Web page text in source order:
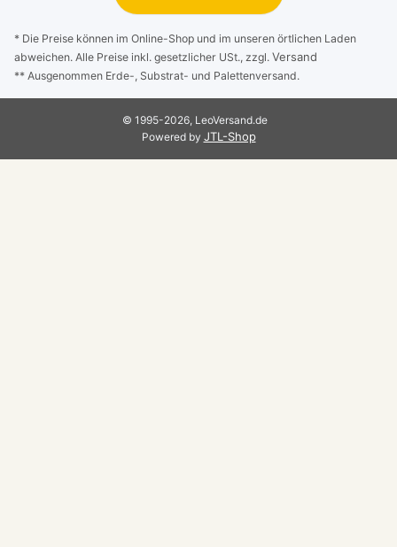
* Die Preise können im Online-Shop und im unseren örtlichen Laden
abweichen. Alle Preise inkl. gesetzlicher USt., zzgl. Versand
** Ausgenommen Erde-, Substrat- und Palettenversand.
© 1995-2026, LeoVersand.de
Powered by JTL-Shop